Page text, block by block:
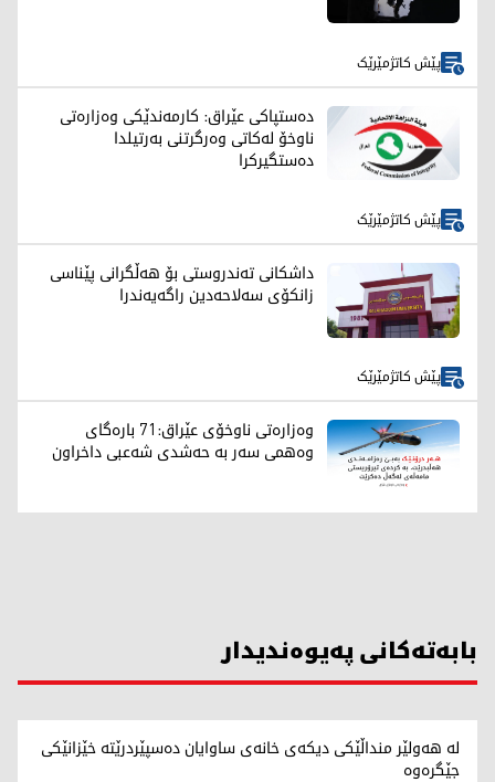
پێش کاتژمێرێک
دەستپاکی عێراق: کارمەندێکی وەزارەتی
ناوخۆ لەکاتی وەرگرتنی بەرتیلدا
دەستگیرکرا
پێش کاتژمێرێک
داشکانی تەندروستی بۆ هەڵگرانی پێناسی
زانکۆی سەلاحەدین راگەیەندرا
پێش کاتژمێرێک
وەزارەتی ناوخۆی عێراق:71 بارەگای
وەهمی سەر بە حەشدی شەعبی داخراون
بابەتەکانی پەیوەندیدار
لە هەولێر منداڵێکی دیکەی خانەی ساوایان دەسپێردرێتە خێزانێکی
جێگرەوە